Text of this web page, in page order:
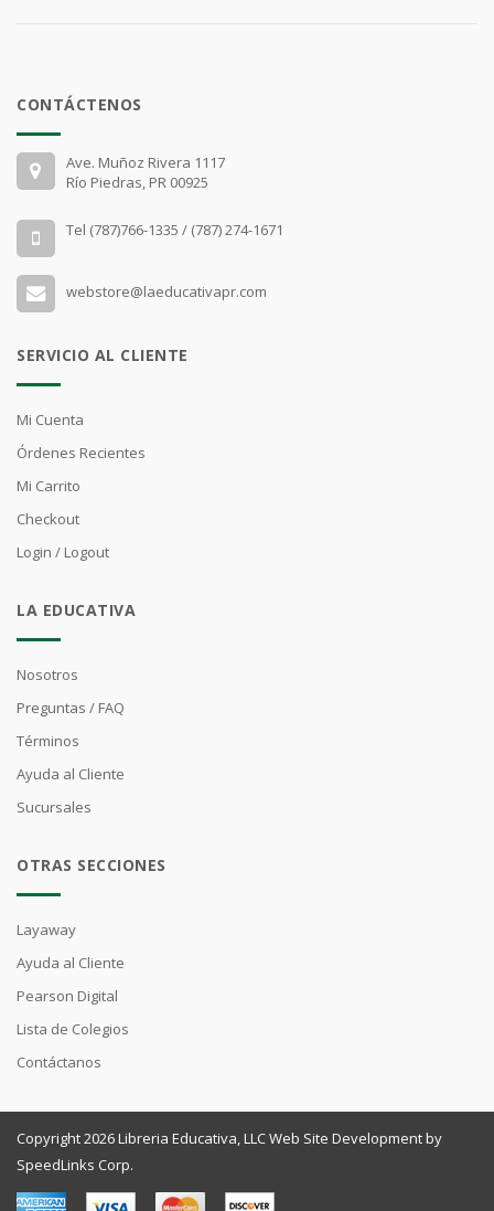
CONTÁCTENOS
Ave. Muñoz Rivera 1117
Río Piedras, PR 00925
Tel (787)766-1335 / (787) 274-1671
webstore@laeducativapr.com
SERVICIO AL CLIENTE
Mi Cuenta
Órdenes Recientes
Mi Carrito
Checkout
Login / Logout
LA EDUCATIVA
Nosotros
Preguntas / FAQ
Términos
Ayuda al Cliente
Sucursales
OTRAS SECCIONES
Layaway
Ayuda al Cliente
Pearson Digital
Lista de Colegios
Contáctanos
Copyright 2026 Libreria Educativa, LLC Web Site Development by
SpeedLinks Corp.